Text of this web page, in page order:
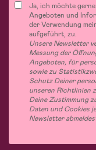
Ja, ich möchte
Angeboten und
der Verwendung
aufgeführt, zu.
Unsere Newsletter
Messung der
Angeboten, für
sowie zu
Schutz Deiner
unseren Richtlinien
Deine Zustimmung
Daten und Cookies
Newsletter